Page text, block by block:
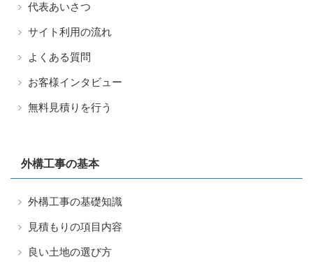
代表あいさつ
サイト利用の流れ
よくある質問
お客様インタビュー
無料見積りを行う
外構工事の基本
外構工事の基礎知識
見積もりの項目内容
良い土地の選び方